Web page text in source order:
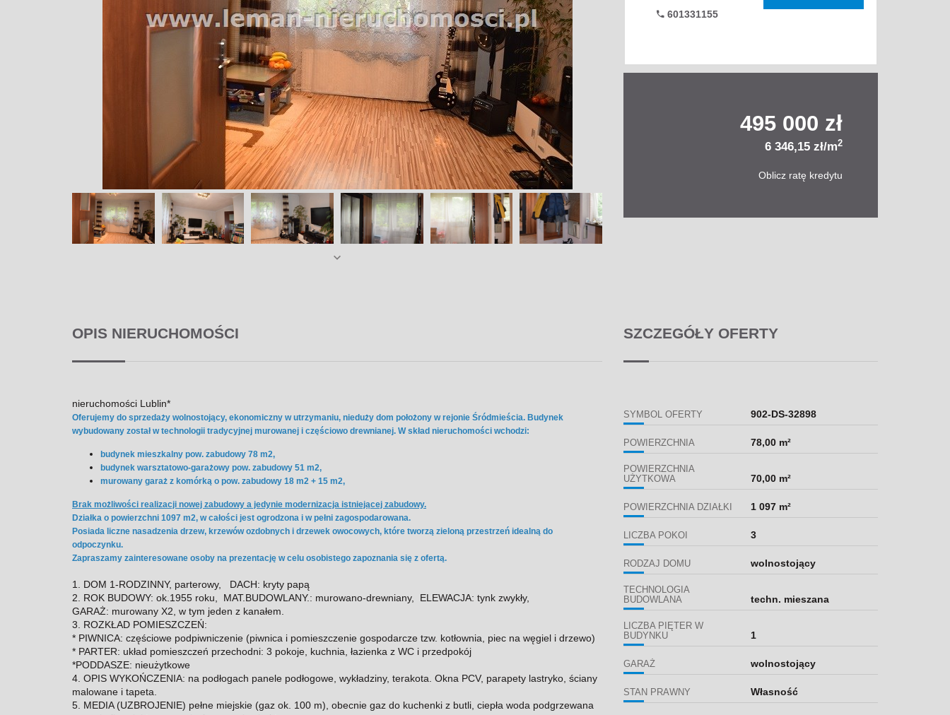
601331155
495 000 zł
6 346,15 zł/m2
Oblicz ratę kredytu
OPIS NIERUCHOMOŚCI
nieruchomości Lublin*
Oferujemy do sprzedaży wolnostojący, ekonomiczny w utrzymaniu, nieduży dom położony w rejonie Śródmieścia. Budynek
wybudowany został w technologii tradycyjnej murowanej i częściowo drewnianej. W skład nieruchomości wchodzi:
budynek mieszkalny pow. zabudowy 78 m2,
budynek warsztatowo-garażowy pow. zabudowy 51 m2,
murowany garaż z komórką o pow. zabudowy 18 m2 + 15 m2,
Brak możliwości realizacji nowej zabudowy a jedynie modernizacja istniejącej zabudowy.
Działka o powierzchni 1097 m2, w całości jest ogrodzona i w pełni zagospodarowana.
Posiada liczne nasadzenia drzew, krzewów ozdobnych i drzewek owocowych, które tworzą zieloną przestrzeń idealną do
odpoczynku.
Zapraszamy zainteresowane osoby na prezentację w celu osobistego zapoznania się z ofertą.
1. DOM 1-RODZINNY, parterowy, DACH: kryty papą
2. ROK BUDOWY: ok.1955 roku, MAT.BUDOWLANY.: murowano-drewniany, ELEWACJA: tynk zwykły,
GARAŻ: murowany X2, w tym jeden z kanałem.
3. ROZKŁAD POMIESZCZEŃ:
* PIWNICA: częściowe podpiwniczenie (piwnica i pomieszczenie gospodarcze tzw. kotłownia, piec na węgiel i drzewo)
* PARTER: układ pomieszczeń przechodni: 3 pokoje, kuchnia, łazienka z WC i przedpokój
*PODDASZE: nieużytkowe
4. OPIS WYKOŃCZENIA: na podłogach panele podłogowe, wykładziny, terakota. Okna PCV, parapety lastryko, ściany
malowane i tapeta.
5. MEDIA (UZBROJENIE) pełne miejskie (gaz ok. 100 m), obecnie gaz do kuchenki z butli, ciepła woda podgrzewana
SZCZEGÓŁY OFERTY
SYMBOL OFERTY 902-DS-32898
POWIERZCHNIA 78,00 m²
POWIERZCHNIA
UŻYTKOWA
70,00 m²
POWIERZCHNIA DZIAŁKI 1 097 m²
LICZBA POKOI 3
RODZAJ DOMU wolnostojący
TECHNOLOGIA
BUDOWLANA
techn. mieszana
LICZBA PIĘTER W
BUDYNKU
1
GARAŻ wolnostojący
STAN PRAWNY Własność